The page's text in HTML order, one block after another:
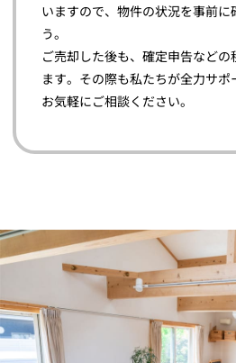
いますので、物件の状況を事前に
う。
ご売却した後も、確定申告などの
ます。その際も私たちが全力サポ
お気軽にご相談ください。